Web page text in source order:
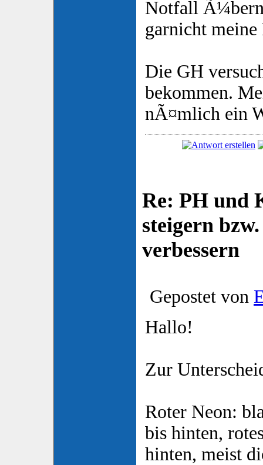
Notfall
garnicht meine
Die GH
bekommen.
nÃ¤mlich ein
Re: PH und
steigern
verbessern
Gepostet von
Hallo!
Zur
Roter Neon:
bis hinten,
hinten, meist